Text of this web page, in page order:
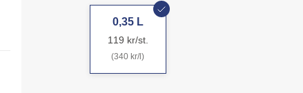
0,35 L
119 kr/st.
(340 kr/l)